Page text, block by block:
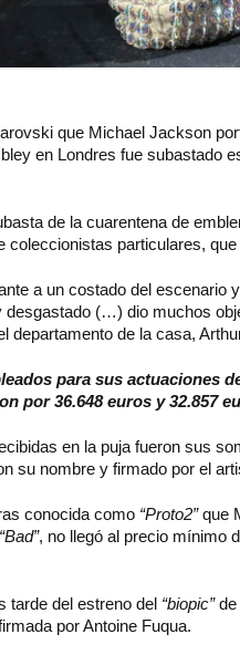
que Michael Jackson
en Londres fue subastado
de la cuarentena de
coleccionistas particulares,
a un costado del escenario
desgastado (…) dio muchos
departamento de la casa,
para sus actuaciones
por 36.648 euros y 32.857
en la puja fueron sus
su nombre y firmado por el
conocida como “Proto2”que
“Bad”, no llegó al precio mínimo
tarde del estreno del “biopic”de
por Antoine Fuqua.